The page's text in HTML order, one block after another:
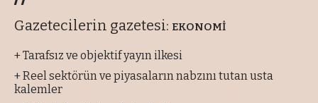
Gazetecilerin gazetesi: EKONOMİ
+ Tarafsız ve objektif yayın ilkesi
+ Reel sektörün ve piyasaların nabzını tutan usta
kalemler